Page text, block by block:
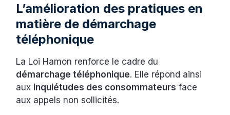
L’amélioration des pratiques en
matière de démarchage
téléphonique
La Loi Hamon renforce le cadre du
démarchage téléphonique. Elle répond ainsi
aux inquiétudes des consommateurs face
aux appels non sollicités.